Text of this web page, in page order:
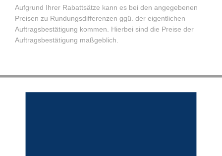
Aufgrund Ihrer Rabattsätze kann es bei den angegebenen
Preisen zu Rundungsdifferenzen ggü. der eigentlichen
Auftragsbestätigung kommen. Hierbei sind die Preise der
Auftragsbestätigung maßgeblich.